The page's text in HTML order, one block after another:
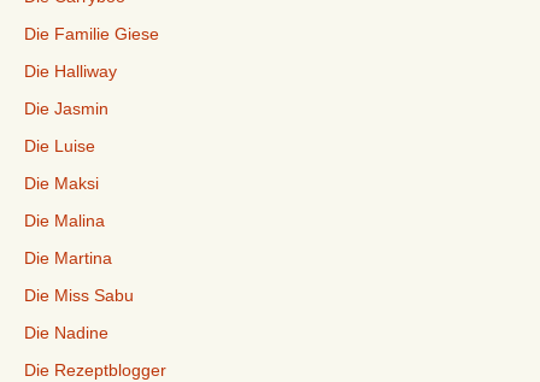
Die Familie Giese
Die Halliway
Die Jasmin
Die Luise
Die Maksi
Die Malina
Die Martina
Die Miss Sabu
Die Nadine
Die Rezeptblogger